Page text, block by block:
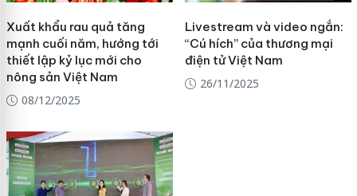
Xuất khẩu rau quả tăng
mạnh cuối năm, hướng tới
thiết lập kỷ lục mới cho
nông sản Việt Nam
08/12/2025
Livestream và video ngắn:
“Cú hích” của thương mại
điện tử Việt Nam
26/11/2025